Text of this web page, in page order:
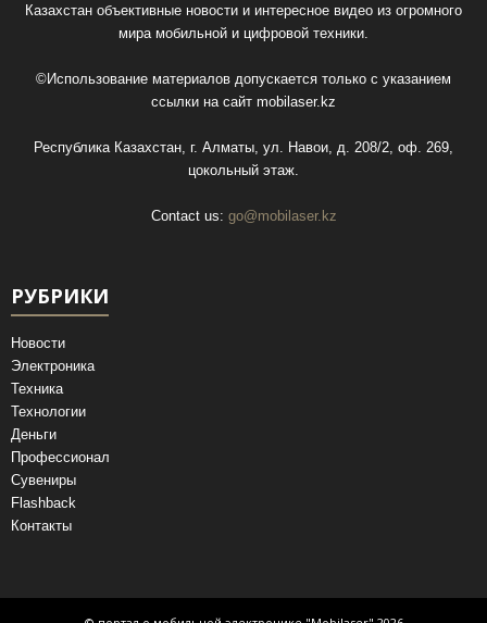
Казахстан объективные новости и интересное видео из огромного
мира мобильной и цифровой техники.
©Использование материалов допускается только с указанием
ссылки на сайт mobilaser.kz
Республика Казахстан, г. Алматы, ул. Навои, д. 208/2, оф. 269,
цокольный этаж.
Contact us: go@mobilaser.kz
РУБРИКИ
Новости
Электроника
Техника
Технологии
Деньги
Профессионал
Сувениры
Flashback
Контакты